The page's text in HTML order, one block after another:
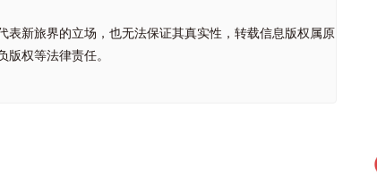
新旅界的立场，也无法保证其真实性，转载信息版权属原
权等法律责任。